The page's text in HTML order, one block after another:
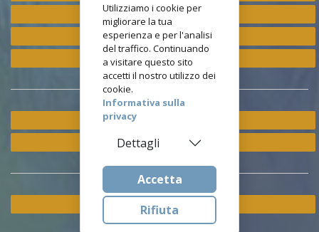
Utilizziamo i cookie per
migliorare la tua
esperienza e per l'analisi
del traffico. Continuando
a visitare questo sito
accetti il nostro utilizzo dei
cookie.
Informativa sulla
privacy
Dettagli
Accetta
Rifiuta
Provincia "M. Immacolata"
Provincia "S. Antonio"
Provincia "S. Elisabetta"
Ramo ETS
Istituto Asisium
Cookie & Privacy Policy